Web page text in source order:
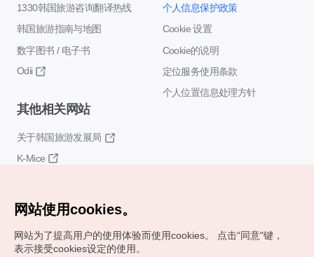
1330韩国旅游咨询翻译热线
韩国旅游指南与地图
数字图书 / 电子书
Odii
个人信息保护政策
Cookie 设置
Cookie的说明
定位服务使用条款
个人位置信息处理方针
其他相关网站
关于韩国旅游发展局
K-Mice
网站使用cookies。
网站为了提高用户的使用体验而使用cookies。
点击“同意"键，
表示接受cookies设定的使用。